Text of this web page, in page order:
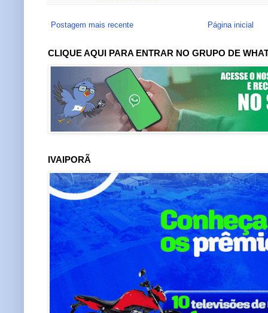
Postagem mais recente Página inicial
CLIQUE AQUI PARA ENTRAR NO GRUPO DE
IVAIPORÃ